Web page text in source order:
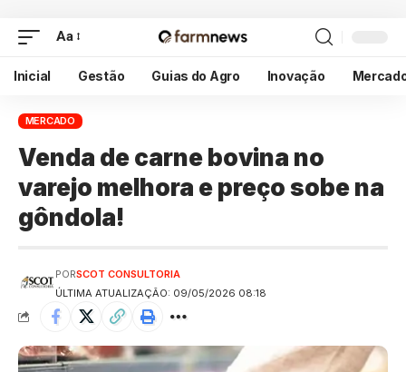
Aa
Inicial Gestão Guias do Agro Inovação
MERCADO
Venda de carne bovina no
varejo melhora e preço sobe na
gôndola!
ÚLTIMA ATUALIZAÇÃO: 09/05/2026 08:18
PORSCOT CONSULTORIA